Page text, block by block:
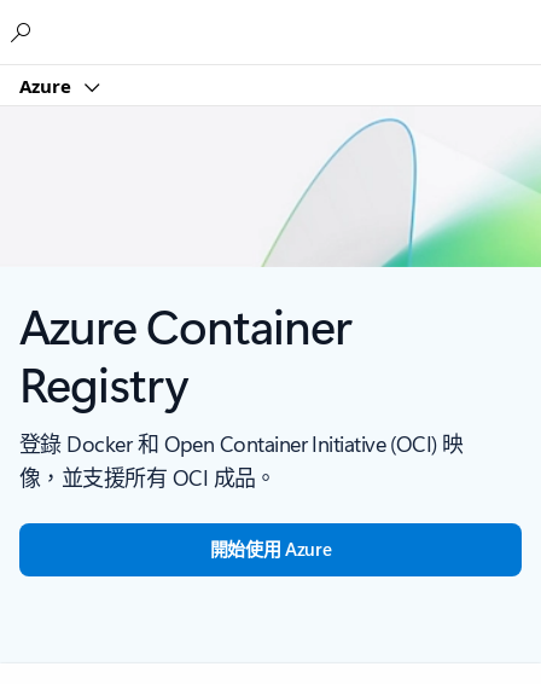
Azure
Azure Container
Registry
登錄 Docker 和 Open Container Initiative (OCI) 映
像，並支援所有 OCI 成品。
開始使用 Azure